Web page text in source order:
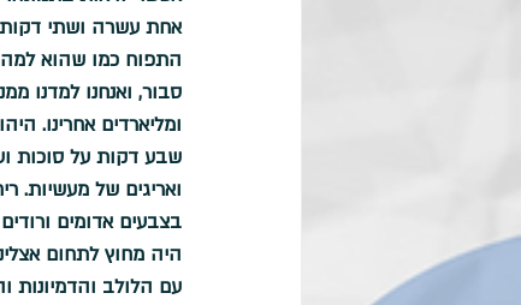
אחת עשרה ושתי
התפוח כמו שהוא למה
סבור, ואנחנו למדנו
ומליארדים אחרינו.
שבע דקות על סוכות
ואריגים של מעשיות.
בצבעים אדומים
היה מחוץ לתחום
עם הלולב והדמיונות